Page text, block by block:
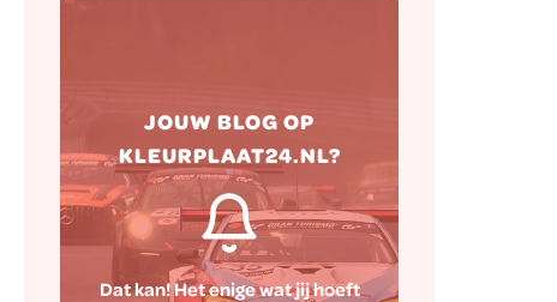
JOUW BLOG OP
KLEURPLAAT24.NL?
Dat kan! Het enige wat jij hoeft
dat jouw blog naar wens op
onze website
gepubliceerd wordt.